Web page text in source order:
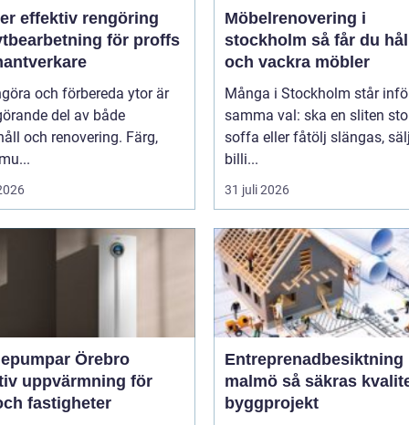
för proffs
och förbereda ytor är
del av både
och renovering. Färg,
Möbelrenovering i
stockholm så får du hållbara
och vackra möbler
Många i Stockholm står
samma val: ska en sliten
soffa eller fåtölj slängas,
billi...
31 juli 2026
Örebro
uppvärmning för
fastigheter
Entreprenadbesiktning
malmö så säkras kvaliteten i
byggprojekt